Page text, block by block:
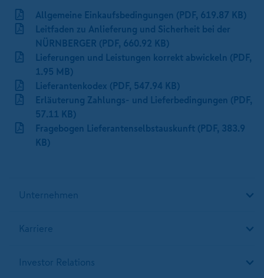
Allgemeine Einkaufsbedingungen (PDF, 619.87 KB)
Leitfaden zu Anlieferung und Sicherheit bei der
NÜRNBERGER (PDF, 660.92 KB)
Lieferungen und Leistungen korrekt abwickeln (PDF,
1.95 MB)
Lieferantenkodex (PDF, 547.94 KB)
Erläuterung Zahlungs- und Lieferbedingungen (PDF,
57.11 KB)
Fragebogen Lieferantenselbstauskunft (PDF, 383.9
KB)
Unternehmen
Karriere
Investor Relations